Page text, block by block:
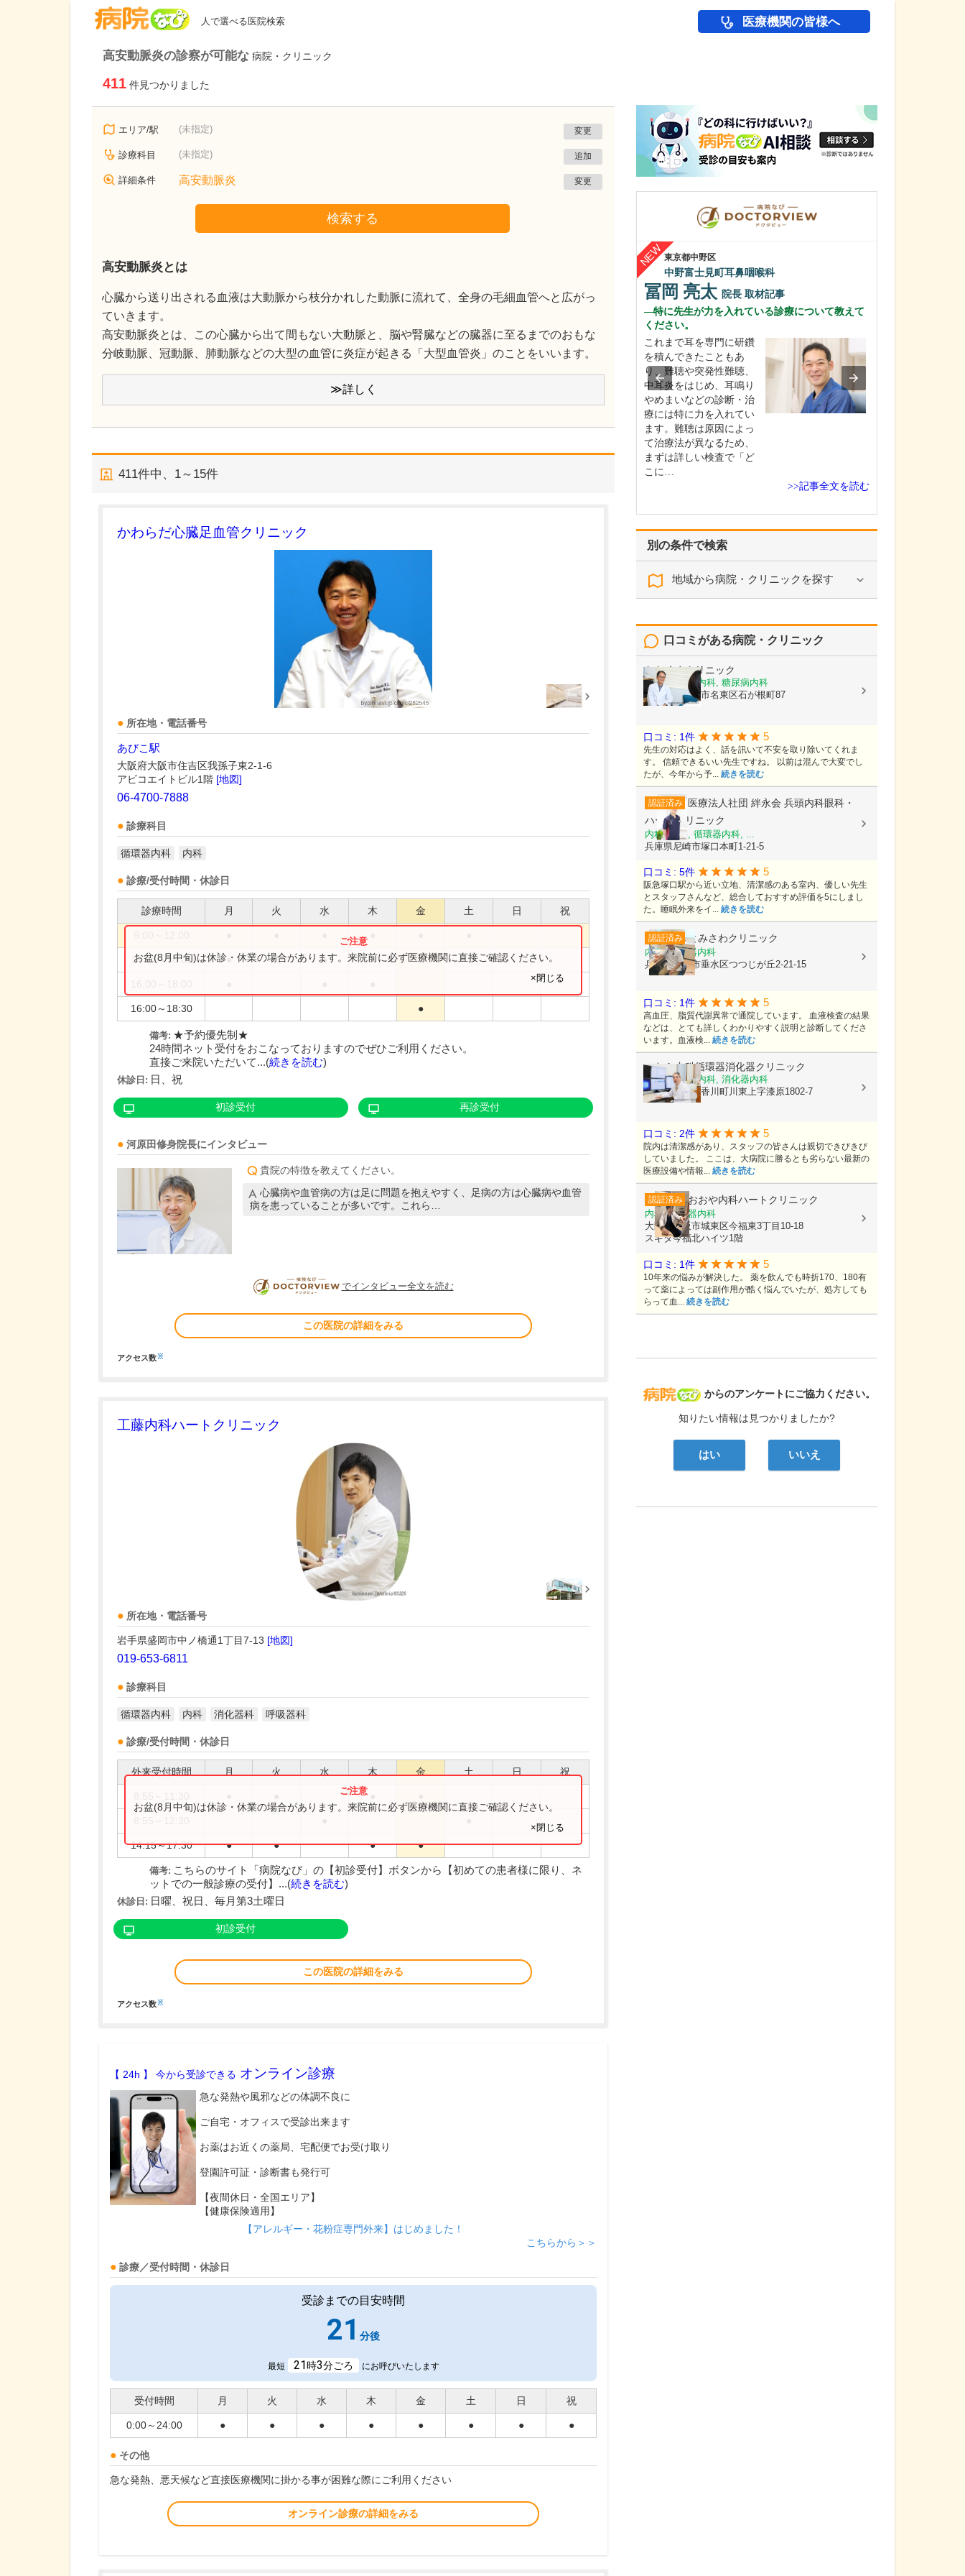
人で選べる医院検索 医療機関の皆様へ
高安動脈炎の診察が可能な 病院・クリニック
411 件見つかりました
エリア/駅 (未指定) 変更
診療科目 (未指定) 追加
詳細条件 高安動脈炎 変更
検索する
高安動脈炎とは
心臓から送り出される血液は大動脈から枝分かれした動脈に流れて、全身の毛細血管へと広がっ
ていきます。
高安動脈炎とは、この心臓から出て間もない大動脈と、脳や腎臓などの臓器に至るまでのおもな
分岐動脈、冠動脈、肺動脈などの大型の血管に炎症が起きる「大型血管炎」のことをいいます。
≫詳しく
411件中、 1～15件
かわらだ心臓足血管クリニック
所在地・電話番号
あびこ駅
大阪府大阪市住吉区我孫子東2-1-6
アビコエイトビル1階 [地図]
06-4700-7888
診療科目
循環器内科 内科
診療/受付時間・休診日
診療時間 月 火 水 木 金 土 日 祝
14:00～16:00 ● ● ● ●
16:00～18:30 ●
お盆(8月中旬)は休診・休業の場合があります。来院前に必ず医療機関に直接ご確認ください。
×閉じる
備考: ★予約優先制★
24時間ネット受付をおこなっておりますのでぜひご利用ください。
直接ご来院いただいて...(続きを読む)
休診日: 日、祝
初診受付 再診受付
河原田修身院長にインタビュー
貴院の特徴を教えてください。
心臓病や血管病の方は足に問題を抱えやすく、足病の方は心臓病や血管
病を患っていることが多いです。これら…
DOCTORVIEW
でインタビュー全文を読む
この医院の詳細をみる
アクセス数※
工藤内科ハートクリニック
所在地・電話番号
岩手県盛岡市中ノ橋通1丁目7-13 [地図]
019-653-6811
診療科目
循環器内科 内科 消化器科 呼吸器科
診療/受付時間・休診日
外来受付時間 月 火 水 木 金 土 日 祝
14:15～17:30 ● ● ● ●
お盆(8月中旬)は休診・休業の場合があります。来院前に必ず医療機関に直接ご確認ください。
×閉じる
備考: こちらのサイト「病院なび」の【初診受付】ボタンから【初めての患者様に限り、ネ
ットでの一般診療の受付】...(続きを読む)
休診日: 日曜、祝日、毎月第3土曜日
初診受付
この医院の詳細をみる
アクセス数※
【 24h 】 今から受診できる オンライン診療
急な発熱や風邪などの体調不良に
ご自宅・オフィスで受診出来ます
お薬はお近くの薬局、宅配便でお受け取り
登園許可証・診断書も発行可
【夜間休日・全国エリア】
【健康保険適用】
【アレルギー・花粉症専門外来】はじめました！
こちらから＞＞
診療／受付時間・休診日
受診までの目安時間
21 分後
最短 21時3分ごろ にお呼びいたします
受付時間 月 火 水 木 金 土 日 祝
0:00～24:00 ● ● ● ● ● ● ● ●
その他
急な発熱、悪天候など直接医療機関に掛かる事が困難な際にご利用ください
オンライン診療の詳細をみる
別の条件で検索
地域から病院・クリニックを探す
病院なび
からのアンケートにご協力ください。
知りたい情報は見つかりましたか?
はい いいえ
口コミがある病院・クリニック
おおくまクリニック
内科, 循環器内科, 糖尿病内科
愛知県名古屋市名東区石が根町87
口コミ: 1件 5
先生の対応はよく、話を訊いて不安を取り除いてくれま
す。 信頼できるいい先生ですね。 以前は混んで大変でし
たが、今年から予... 続きを読む
認証済み 医療法人社団 絆永会 兵頭内科眼科・
ハートクリニック
内科, 眼科, 循環器内科, ...
兵庫県尼崎市塚口本町1-21-5
口コミ: 5件 5
阪急塚口駅から近い立地、清潔感のある室内、優しい先生
とスタッフさんなど、総合しておすすめ評価を5にしまし
た。睡眠外来をイ... 続きを読む
認証済み とみさわクリニック
内科, 循環器内科
兵庫県神戸市垂水区つつじが丘2-21-15
口コミ: 1件 5
高血圧、脂質代謝異常で通院しています。 血液検査の結果
などは、とても詳しくわかりやすく説明と診断してくださ
います。血液検... 続きを読む
のむら内科循環器消化器クリニック
内科, 循環器内科, 消化器内科
香川県高松市香川町川東上字漆原1802-7
口コミ: 2件 5
院内は清潔感があり、スタッフの皆さんは親切できびきび
していました。 ここは、大病院に勝るとも劣らない最新の
医療設備や情報... 続きを読む
認証済み おおや内科ハートクリニック
内科, 循環器内科
大阪府大阪市城東区今福東3丁目10-18
スギタ今福北ハイツ1階
口コミ: 1件 5
10年来の悩みが解決した。 薬を飲んでも時折170、180有
って薬によっては副作用が酷く悩んでいたが、処方しても
らって血... 続きを読む
東京都中野区
中野富士見町耳鼻咽喉科
冨岡 亮太 院長 取材記事
特に先生が力を入れている診療について教えて
ください。
これまで耳を専門に研鑽
を積んできたこともあ
り、難聴や突発性難聴、
中耳炎をはじめ、耳鳴り
やめまいなどの診断・治
療には特に力を入れてい
ます。難聴は原因によっ
て治療法が異なるため、
まずは詳しい検査で「ど
こに…
>>記事全文を読む
菅谷 進院長取材記事
当院では、不妊検査やタ
イミング指導、人工授精
などの「一般不妊治療」
や、体外受精、顕微授精
希望に応じ、多くの選択
み…